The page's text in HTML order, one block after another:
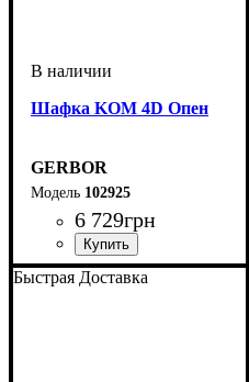
Шафка KOM 4D Опен
GERBOR
102925
6 729грн
Быстрая Доставка